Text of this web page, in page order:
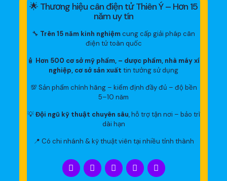
🌟 Thương hiệu cân điện tử Thiên Ý – Hơn 15
năm uy tín
🔧 Trên 15 năm kinh nghiệmcung cấp giải pháp cân
điện tử toàn quốc
🧴 Hơn 500 cơ sở mỹ phẩm, – dược phẩm, nhà máy xí
nghiệp, cơ sở sản xuất tin tưởng sử dụng
💯 Sản phẩm chính hãng – kiểm định đầy đủ – độ bền
5–10 năm
💡Đội ngũ kỹ thuật chuyên sâu, hỗ trợ tận nơi – bảo trì
dài hạn
📍 Có chi nhánh & kỹ thuật viên tại nhiều tỉnh thành